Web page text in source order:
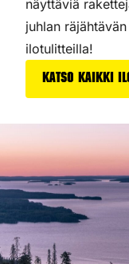
näyttäviä
juhlan
ilotulitteilla!
Katso kaikki